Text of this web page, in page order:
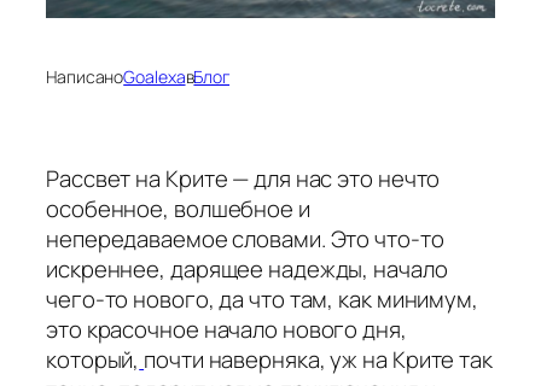
НаписаноGoalexaвБлог
Рассвет на Крите — для нас это нечто
особенное, волшебное и
непередаваемое словами. Это что-то
искреннее, дарящее надежды, начало
чего-то нового, да что там, как минимум,
это красочное начало нового дня,
который, почти наверняка, уж на Крите так